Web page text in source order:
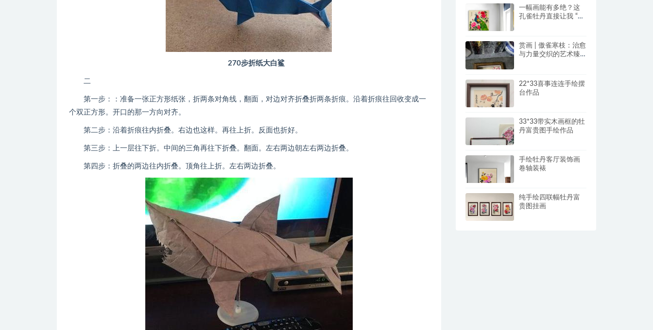
270步折纸大白鲨
二
第一步：：准备一张正方形纸张，折两条对角线，翻面，对边对齐折叠折两条折痕。沿着折痕往回收变成一
个双正方形。开口的那一方向对齐。
第二步：沿着折痕往内折叠。右边也这样。再往上折。反面也折好。
第三步：上一层往下折。中间的三角再往下折叠。翻面。左右两边朝左右两边折叠。
第四步：折叠的两边往内折叠。顶角往上折。左右两边折叠。
一幅画能有多绝？这
孔雀牡丹直接让我 “哇
赏画 | 傲雀寒枝：治愈
与力量交织的艺术臻
22*33喜事连连手绘摆
台作品
33*33带实木画框的牡
丹富贵图手绘作品
手绘牡丹客厅装饰画
卷轴装裱
纯手绘四联幅牡丹富
贵图挂画